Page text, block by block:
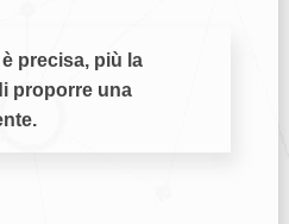
precisa, più la
proporre una